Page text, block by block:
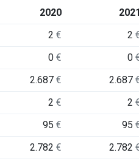
2020 2021
2€ 2
0€ 0
2.687€ 2.687
2€ 2
95€ 95
2.782€ 2.782